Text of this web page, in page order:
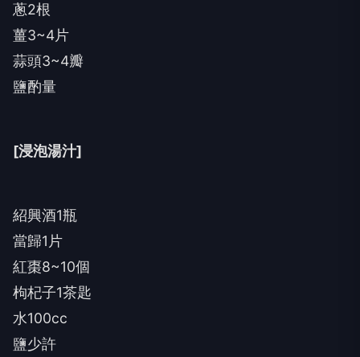
蔥2根
薑3~4片
蒜頭3~4瓣
鹽酌量
[浸泡湯汁]
紹興酒1瓶
當歸1片
紅棗8~10個
枸杞子1茶匙
水100cc
鹽少許